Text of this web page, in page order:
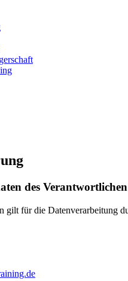
des Verantwortlichen
gilt für die Datenverarbeitung